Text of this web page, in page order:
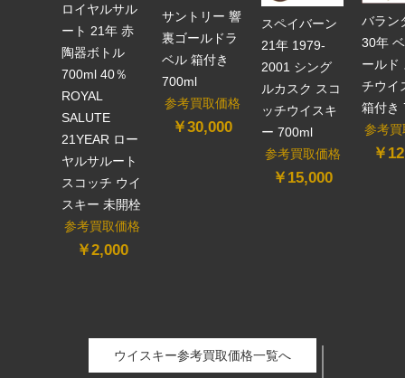
ロイヤルサル
ート 21年 赤
陶器ボトル
700ml 40％
ROYAL
SALUTE
21YEAR ロー
ヤルサルート
スコッチ ウイ
スキー 未開栓
参考買取価格
￥2,000
サントリー 響
裏ゴールドラ
ベル 箱付き
700ml
参考買取価格
￥30,000
スペイバーン
21年 1979-
2001 シング
ルカスク スコ
ッチウイスキ
ー 700ml
参考買取価格
￥15,000
バラン
30年
ールド
チウイ
箱付き
参考
￥
ウイスキー参考買取価格一覧へ